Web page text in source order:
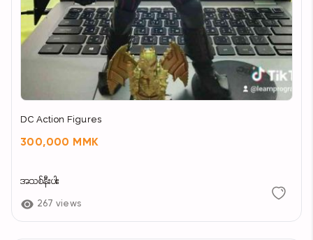
DC Action Figures
300,000 MMK
အသစ်နီးပါး
267 views